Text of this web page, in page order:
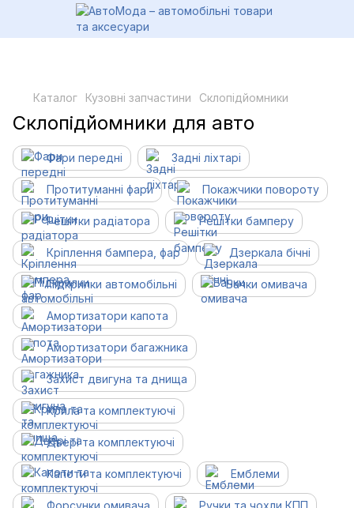
Каталог Кузовні запчастини Склопідйомники
Склопідйомники для авто
Фари передні Задні ліхтарі
Протитуманні фари Покажчики повороту
Решітки радіатора Решітки бамперу
Кріплення бампера, фар Дзеркала бічні
Підкрилки автомобільні Бачки омивача
Амортизатори капота
Амортизатори багажника
Захист двигуна та днища
Крила та комплектуючі
Двері та комплектуючі
Капоти та комплектуючі Емблеми
Форсунки омивача Ручки та чохли КПП